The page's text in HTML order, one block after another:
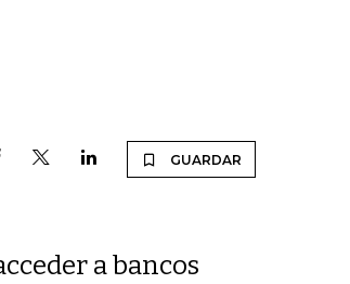
GUARDAR
a bancos